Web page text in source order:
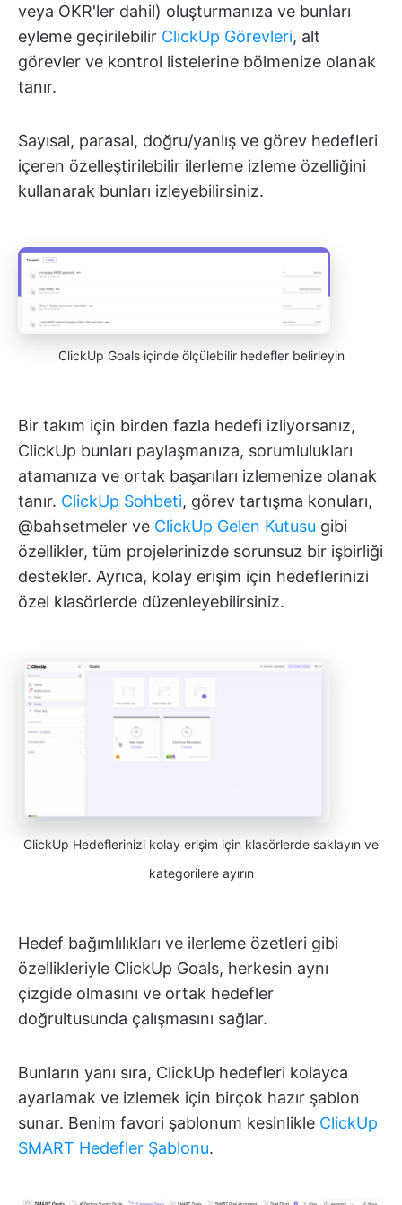
veya OKR'ler dahil) oluşturmanıza ve bunları
eyleme geçirilebilir ClickUp Görevleri, alt
görevler ve kontrol listelerine bölmenize olanak
tanır.
Sayısal, parasal, doğru/yanlış ve görev hedefleri
içeren özelleştirilebilir ilerleme izleme özelliğini
kullanarak bunları izleyebilirsiniz.
ClickUp Goals içinde ölçülebilir hedefler belirleyin
Bir takım için birden fazla hedefi izliyorsanız,
ClickUp bunları paylaşmanıza, sorumlulukları
atamanıza ve ortak başarıları izlemenize olanak
tanır. ClickUp Sohbeti, görev tartışma konuları,
@bahsetmeler ve ClickUp Gelen Kutusu gibi
özellikler, tüm projelerinizde sorunsuz bir işbirliği
destekler. Ayrıca, kolay erişim için hedeflerinizi
özel klasörlerde düzenleyebilirsiniz.
ClickUp Hedeflerinizi kolay erişim için klasörlerde saklayın ve
kategorilere ayırın
Hedef bağımlılıkları ve ilerleme özetleri gibi
özellikleriyle ClickUp Goals, herkesin aynı
çizgide olmasını ve ortak hedefler
doğrultusunda çalışmasını sağlar.
Bunların yanı sıra, ClickUp hedefleri kolayca
ayarlamak ve izlemek için birçok hazır şablon
sunar. Benim favori şablonum kesinlikle ClickUp
SMART Hedefler Şablonu.